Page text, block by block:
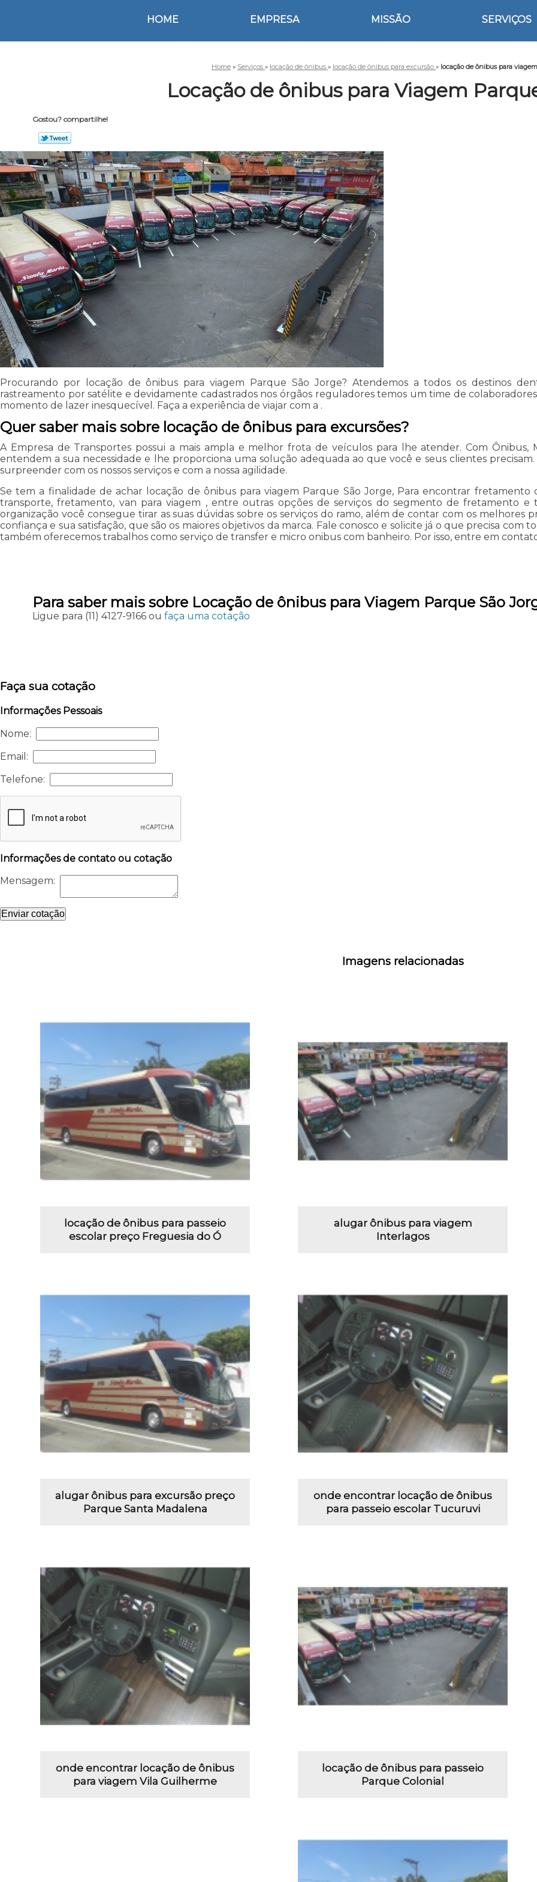
HOME EMPRESA MISSÃO SERVIÇOS
Home » Serviços » locação de ônibus » locação de ônibus para excursão » locação de ônibus para
Locação de ônibus para Viagem
Gostou? compartilhe!
Procurando por locação de ônibus para viagem Parque São Jorge? Atendemos a todos os destinos
rastreamento por satélite e devidamente cadastrados nos órgãos reguladores temos um time de
momento de lazer inesquecível. Faça a experiência de viajar com a .
Quer saber mais sobre locação de ônibus para excursões?
A Empresa de Transportes possui a mais ampla e melhor frota de veículos para lhe atender. Com Ônibus,
entendem a sua necessidade e lhe proporciona uma solução adequada ao que você e seus clientes
surpreender com os nossos serviços e com a nossa agilidade.
Se tem a finalidade de achar locação de ônibus para viagem Parque São Jorge, Para encontrar
transporte, fretamento, van para viagem , entre outras opções de serviços do segmento de fretamento
organização você consegue tirar as suas dúvidas sobre os serviços do ramo, além de contar com os melhores
confiança e sua satisfação, que são os maiores objetivos da marca. Fale conosco e solicite já o que precisa com
também oferecemos trabalhos como serviço de transfer e micro onibus com banheiro. Por isso, entre em
Para saber mais sobre Locação de ônibus para Viagem Parque São
Ligue para (11) 4127-9166ou faça uma cotação
Faça sua cotação
Informações Pessoais
Nome:
Email:
Telefone:
Informações de contato ou cotação
Mensagem:
Enviar cotação
Imagens relacionadas
locação de ônibus para passeio
escolar preço Freguesia do Ó
alugar ônibus para viagem
Interlagos
alugar ônibus para excursão preço
Parque Santa Madalena
onde encontrar locação de ônibus
para passeio escolar Tucuruvi
onde encontrar locação de ônibus
para viagem Vila Guilherme
locação de ônibus para passeio
Parque Colonial